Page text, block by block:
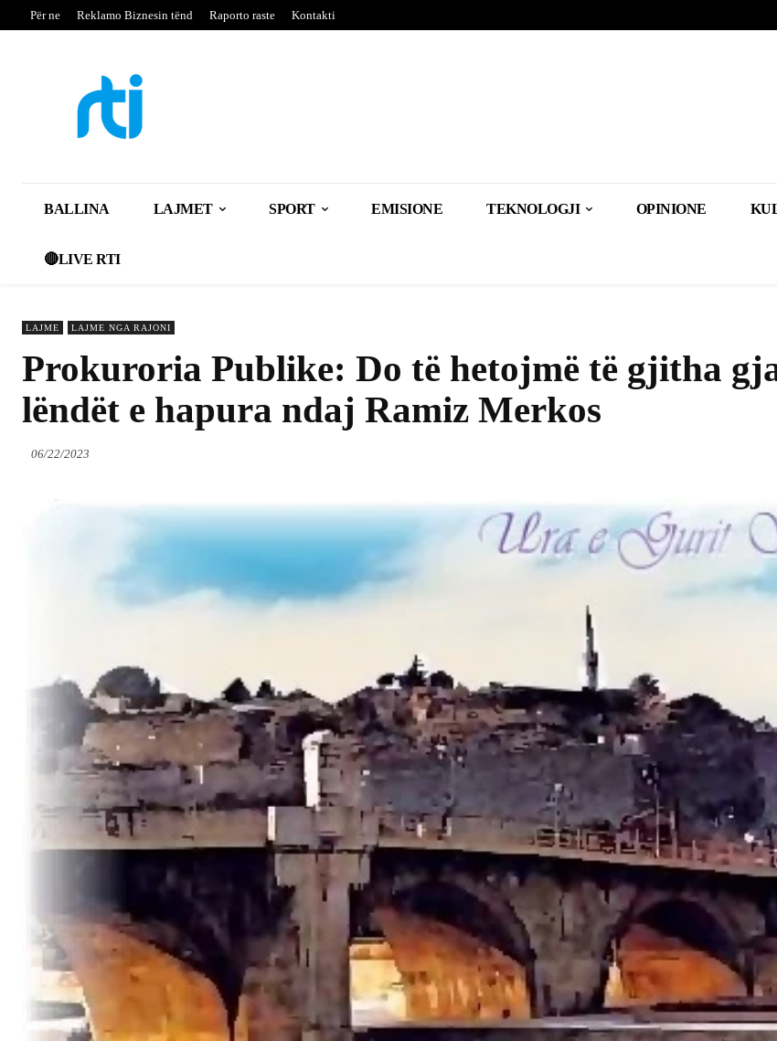
Për ne Reklamo Biznesin tënd Raporto raste Kontakti
BALLINA LAJMET SPORT EMISIONE TEKNOLOGJI OPINIONE
🔴LIVE RTI
LAJME LAJME NGA RAJONI
Prokuroria Publike: Do të hetojmë të gjitha
lëndët e hapura ndaj Ramiz Merkos
06/22/2023